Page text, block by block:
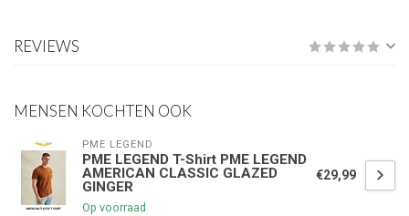
REVIEWS
MENSEN KOCHTEN OOK
PME LEGEND
PME LEGEND T-Shirt PME LEGEND
AMERICAN CLASSIC GLAZED
GINGER
Op voorraad
€29,99